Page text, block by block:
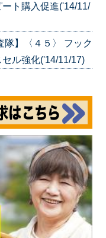
ト購入促進('14/11/
隊】〈４５〉 フック
ル強化('14/11/17)